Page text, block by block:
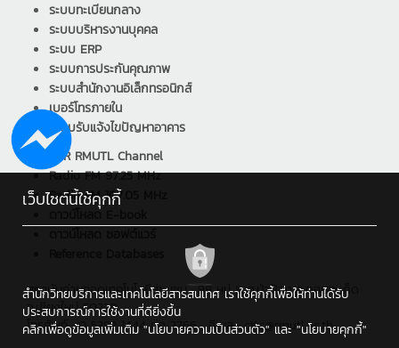
ระบบทะเบียนกลาง
ระบบบริหารงานบุคคล
ระบบ ERP
ระบบการประกันคุณภาพ
ระบบสำนักงานอิเล็กทรอนิกส์
เบอร์โทรภายใน
ระบบรับแจ้งไขปัญหาอาคาร
PPR RMUTL Channel
Radio FM 97.25 MHz
Radio FM 107.05 MHz
ดาวน์โหลด E-book
สถาบันถ่ายทอดเทคโนโลยีสู่ชุมชน : 98 หมู่ 8 ต.ป่าป้อง อ.ดอยสะเก็ด
จ.เชียงใหม่ 50220
โทรศัพท์ : 0 5392 1444 ต่อ 2766 , อีเมล : cttc@rmutl.ac.th
เว็บไซต์นี้ใช้คุกกี้
สำนักวิทยบริการและเทคโนโลยีสารสนเทศ เราใช้คุกกี้เพื่อให้ท่านได้รับ
ประสบการณ์การใช้งานที่ดียิ่งขึ้น
คลิกเพื่อดูข้อมูลเพิ่มเติม "นโยบายความเป็นส่วนตัว" และ "นโยบายคุกกี้"